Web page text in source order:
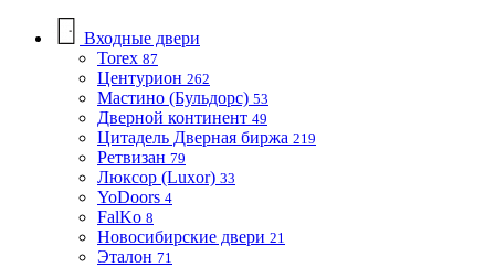
Входные двери
Torex 87
Центурион 262
Мастино (Бульдорс) 53
Дверной континент 49
Цитадель Дверная биржа 219
Ретвизан 79
Люксор (Luxor) 33
YoDoors 4
FalKo 8
Новосибирские двери 21
Эталон 71